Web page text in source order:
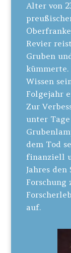
Alter von
Revier
Gruben
kümmerte.
Wissen
Folgejahr
Zur
unter
dem Tod
finanziell
Jahres
Forschung
auf.